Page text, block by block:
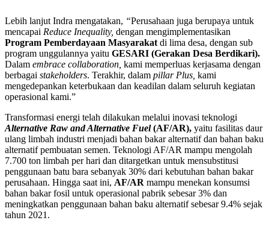
Lebih lanjut Indra mengatakan, “Perusahaan juga berupaya untuk
mencapai Reduce Inequality, dengan mengimplementasikan
Program Pemberdayaan Masyarakat di lima desa, dengan sub
program unggulannya yaitu GESARI (Gerakan Desa Berdikari).
Dalam embrace collaboration, kami memperluas kerjasama dengan
berbagai stakeholders. Terakhir, dalam pillar Plus, kami
mengedepankan keterbukaan dan keadilan dalam seluruh kegiatan
operasional kami.”
Transformasi energi telah dilakukan melalui inovasi teknologi
Alternative Raw and Alternative Fuel(AF/AR), yaitu fasilitas daur
ulang limbah industri menjadi bahan bakar alternatif dan bahan baku
alternatif pembuatan semen. Teknologi AF/AR mampu mengolah
7.700 ton limbah per hari dan ditargetkan untuk mensubstitusi
penggunaan batu bara sebanyak 30% dari kebutuhan bahan bakar
perusahaan. Hingga saat ini, AF/AR mampu menekan konsumsi
bahan bakar fosil untuk operasional pabrik sebesar 3% dan
meningkatkan penggunaan bahan baku alternatif sebesar 9.4% sejak
tahun 2021.